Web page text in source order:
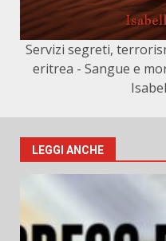
Servizi segreti,
eritrea - Sangue e
LEGGI ANCHE